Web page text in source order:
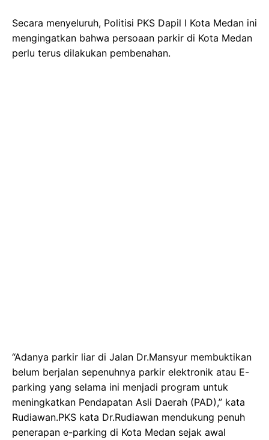
Secara menyeluruh, Politisi PKS Dapil I Kota Medan ini
mengingatkan bahwa persoaan parkir di Kota Medan
perlu terus dilakukan pembenahan.
“Adanya parkir liar di Jalan Dr.Mansyur membuktikan
belum berjalan sepenuhnya parkir elektronik atau E-
parking yang selama ini menjadi program untuk
meningkatkan Pendapatan Asli Daerah (PAD),” kata
Rudiawan.PKS kata Dr.Rudiawan mendukung penuh
penerapan e-parking di Kota Medan sejak awal